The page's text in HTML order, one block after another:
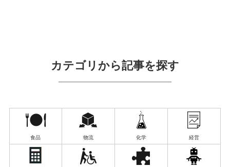
カテゴリから記事を探す
食品 物流 化学 経営